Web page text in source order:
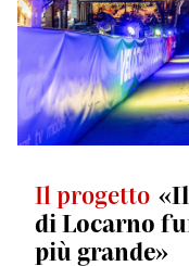
Il progetto
di Locarno
più grande»